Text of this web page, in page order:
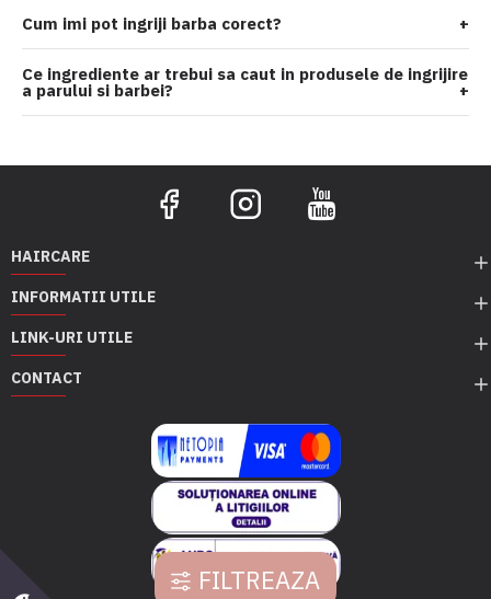
Cum imi pot ingriji barba corect? +
Ce ingrediente ar trebui sa caut in produsele de ingrijire
a parului si barbei? +
HAIRCARE
INFORMATII UTILE
LINK-URI UTILE
CONTACT
FILTREAZA